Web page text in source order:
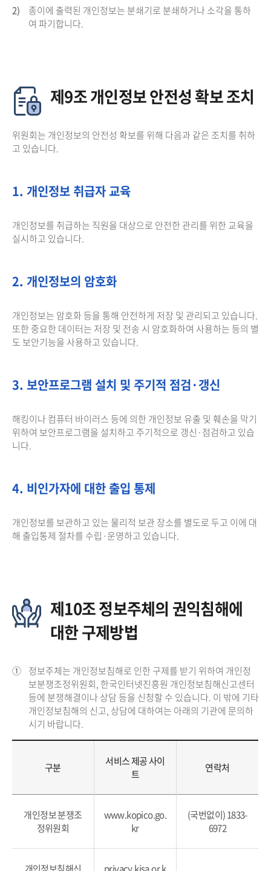
2)
종이에 출력된 개인정보는 분쇄기로 분쇄하거나 소각을 통하
여 파기합니다.
제9조 개인정보 안전성 확보 조치
위원회는 개인정보의 안전성 확보를 위해 다음과 같은 조치를 취하
고 있습니다.
1. 개인정보 취급자 교육
개인정보를 취급하는 직원을 대상으로 안전한 관리를 위한 교육을
실시하고 있습니다.
2. 개인정보의 암호화
개인정보는 암호화 등을 통해 안전하게 저장 및 관리되고 있습니다.
또한 중요한 데이터는 저장 및 전송 시 암호화하여 사용하는 등의 별
도 보안기능을 사용하고 있습니다.
3. 보안프로그램 설치 및 주기적 점검·갱신
해킹이나 컴퓨터 바이러스 등에 의한 개인정보 유출 및 훼손을 막기
위하여 보안프로그램을 설치하고 주기적으로 갱신·점검하고 있습
니다.
4. 비인가자에 대한 출입 통제
개인정보를 보관하고 있는 물리적 보관 장소를 별도로 두고 이에 대
해 출입통제 절차를 수립·운영하고 있습니다.
제10조 정보주체의 권익침해에
대한 구제방법
① 정보주체는 개인정보침해로 인한 구제를 받기 위하여 개인정
보분쟁조정위원회, 한국인터넷진흥원 개인정보침해신고센터
등에 분쟁해결이나 상담 등을 신청할 수 있습니다. 이 밖에 기타
개인정보침해의 신고, 상담에 대하여는 아래의 기관에 문의하
시기 바랍니다.
구분
서비스 제공 사이
트
연락처
개인정보 분쟁조
정위원회
www.kopico.go.
kr
(국번없이) 1833-
6972
개인정보침해신 privacy.kisa.or.k